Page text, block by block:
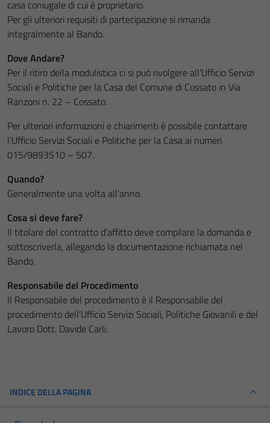
casa coniugale di cui è proprietario.
Per gli ulteriori requisiti di partecipazione si rimanda
integralmente al Bando.
Dove Andare?
Per il ritiro della modulistica ci si può rivolgere all’Ufficio Servizi
Sociali e Politiche per la Casa del Comune di Cossato in Via
Ranzoni n. 22 – Cossato.
Per ulteriori informazioni e chiarimenti è possibile contattare
l’Ufficio Servizi Sociali e Politiche per la Casa ai numeri
015/9893510 – 507.
Quando?
Generalmente una volta all’anno.
Cosa si deve fare?
Il titolare del contratto d’affitto deve compilare la domanda e
sottoscriverla, allegando la documentazione richiamata nel
Bando.
Responsabile del Procedimento
Il Responsabile del procedimento è il Responsabile del
procedimento dell’Ufficio Servizi Sociali, Politiche Giovanili e del
Lavoro Dott. Davide Carli.
INDICE DELLA PAGINA